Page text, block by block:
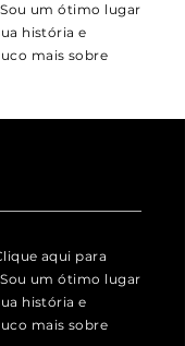
um ótimo lugar
história e
mais sobre
aqui para
um ótimo lugar
história e
mais sobre